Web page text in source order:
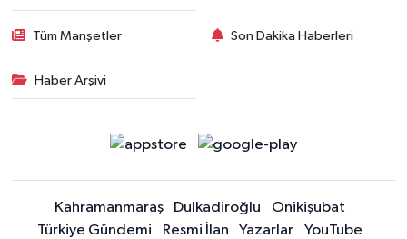
Tüm Manşetler Son Dakika Haberleri
Haber Arşivi
Kahramanmaraş Dulkadiroğlu
Onikişubat
Türkiye Gündemi
Resmi İlan Yazarlar
YouTube